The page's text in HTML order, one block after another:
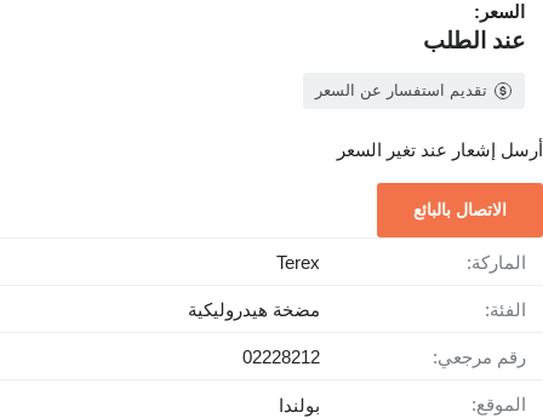
السعر:
عند الطلب
تقديم استفسار عن السعر
أرسل إشعار عند تغير السعر
الاتصال بالبائع
الماركة: Terex
الفئة: مضخة هيدروليكية
رقم مرجعي: 02228212
الموقع:
بولندا